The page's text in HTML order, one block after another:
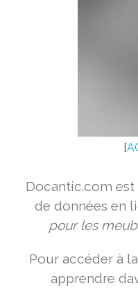
[
Docantic.com
de données en
pour les
Pour accéder à
apprendre